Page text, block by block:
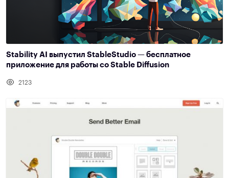
Stability AI выпустил StableStudio — бесплатное
приложение для работы со Stable Diffusion
2123